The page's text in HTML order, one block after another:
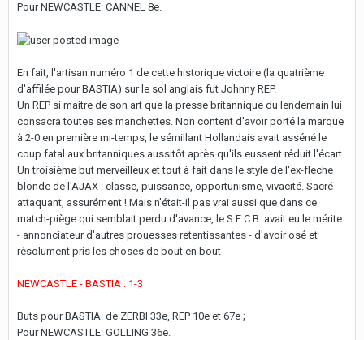
Pour NEWCASTLE: CANNEL 8e.
En fait, l'artisan numéro 1 de cette historique victoire (la quatrième
d'affilée pour BASTIA) sur le sol anglais fut Johnny REP.
Un REP si maitre de son art que la presse britannique du lendemain lui
consacra toutes ses manchettes. Non content d'avoir porté la marque
à 2-0 en première mi-temps, le sémillant Hollandais avait asséné le
coup fatal aux britanniques aussitôt après qu'ils eussent réduit l'écart .
Un troisième but merveilleux et tout à fait dans le style de l'ex-fleche
blonde de l'AJAX : classe, puissance, opportunisme, vivacité. Sacré
attaquant, assurément ! Mais n'était-il pas vrai aussi que dans ce
match-piège qui semblait perdu d'avance, le S.E.C.B. avait eu le mérite
- annonciateur d'autres prouesses retentissantes - d'avoir osé et
résolument pris les choses de bout en bout
NEWCASTLE - BASTIA : 1-3
Buts pour BASTIA: de ZERBI 33e, REP 10e et 67e ;
Pour NEWCASTLE: GOLLING 36e.